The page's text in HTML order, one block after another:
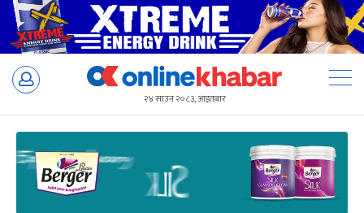
Skip
२४ साउन २०८३, आइतबार